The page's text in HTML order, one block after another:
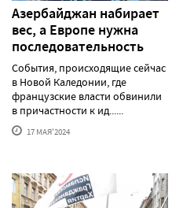
Азербайджан набирает
вес, а Европе нужна
последовательность
События, происходящие сейчас
в Новой Каледонии, где
французские власти обвинили
в причастности к ид......
17 МАЯ'2024